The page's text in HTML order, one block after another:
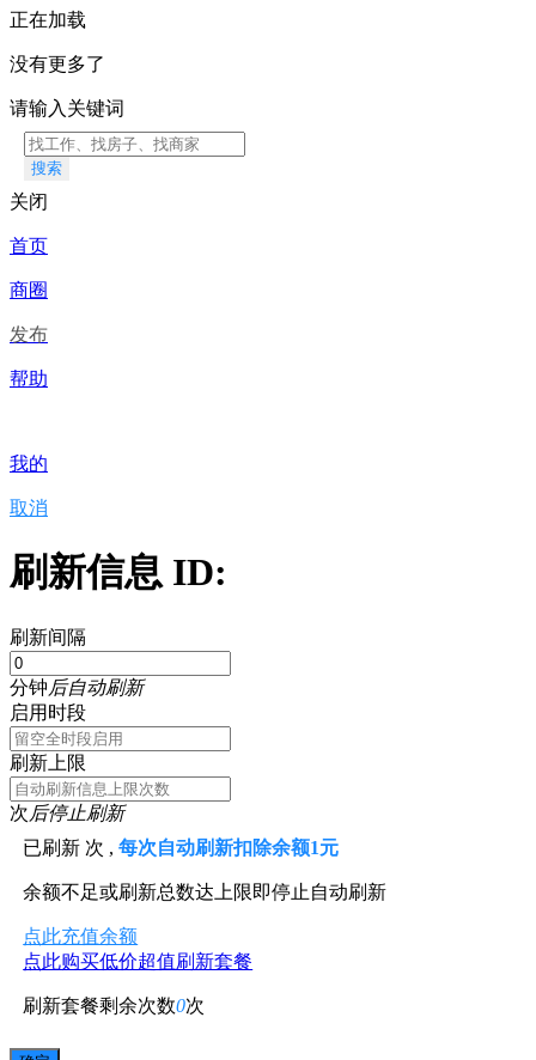
正在加载
没有更多了
请输入关键词
搜索
关闭
首页
商圈
发布
帮助
我的
取消
刷新信息 ID:
刷新间隔
分钟后自动刷新
启用时段
刷新上限
次后停止刷新
已刷新 次 ,每次自动刷新扣除余额1元
余额不足或刷新总数达上限即停止自动刷新
点此充值余额
点此购买低价超值刷新套餐
刷新套餐剩余次数0次